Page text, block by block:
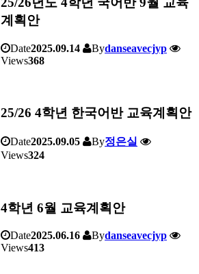
계획안
Date2025.09.14 Bydanseavecjyp
Views368
25/26 4학년 한국어반 교육계획안
Date2025.09.05 By정은실
Views324
4학년 6월 교육계획안
Date2025.06.16 Bydanseavecjyp
Views413